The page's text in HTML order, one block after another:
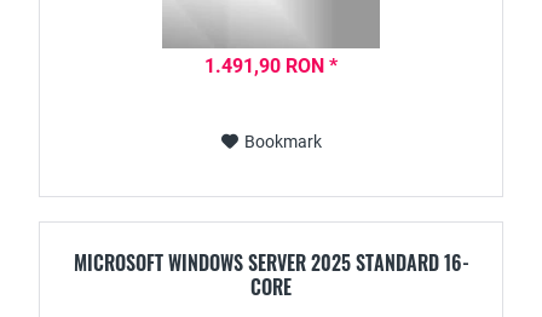
1.491,90 RON *
Bookmark
MICROSOFT WINDOWS SERVER 2025 STANDARD 16-
CORE